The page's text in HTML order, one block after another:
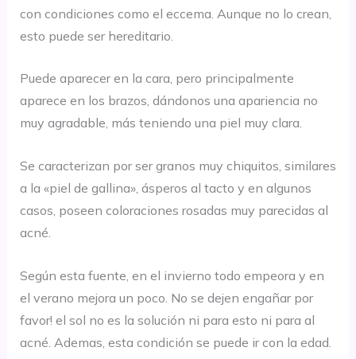
con condiciones como el eccema. Aunque no lo crean,
esto puede ser hereditario.
Puede aparecer en la cara, pero principalmente
aparece en los brazos, dándonos una apariencia no
muy agradable, más teniendo una piel muy clara.
Se caracterizan por ser granos muy chiquitos, similares
a la «piel de gallina», ásperos al tacto y en algunos
casos, poseen coloraciones rosadas muy parecidas al
acné.
Según esta fuente, en el invierno todo empeora y en
el verano mejora un poco. No se dejen engañar por
favor! el sol no es la solución ni para esto ni para al
acné. Ademas, esta condición se puede ir con la edad.